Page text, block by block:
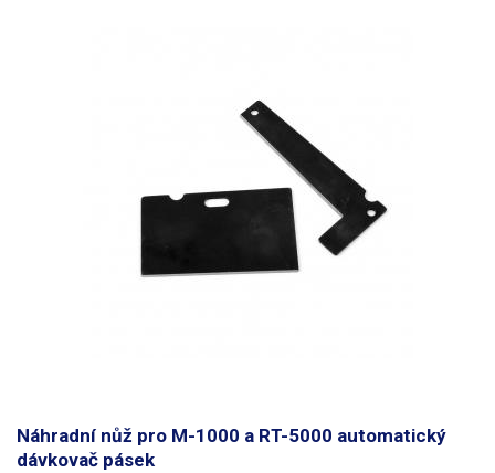
Náhradní nůž pro M-1000 a RT-5000 automatický
dávkovač pásek